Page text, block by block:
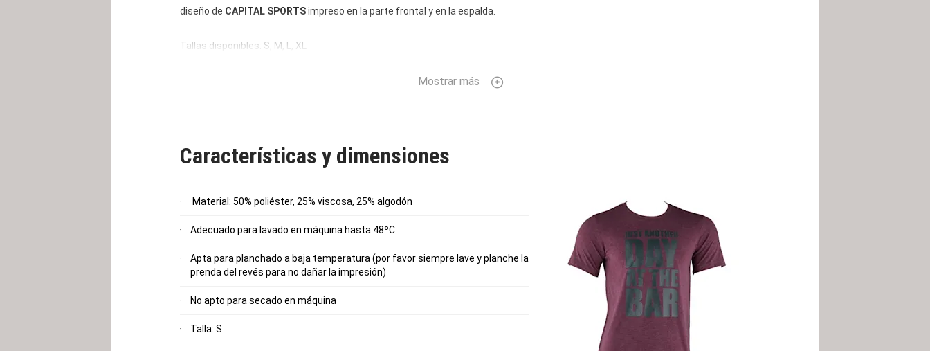
diseño de CAPITAL SPORTSimpreso en la parte frontal y en la espalda.
Tallas disponibles: S, M, L, XL
Mostrar más
Características y dimensiones
Material: 50% poliéster, 25% viscosa, 25% algodón
Adecuado para lavado en máquina hasta 48ºC
Apta para planchado a baja temperatura (por favor siempre lave y planche la
prenda del revés para no dañar la impresión)
No apto para secado en máquina
Talla: S